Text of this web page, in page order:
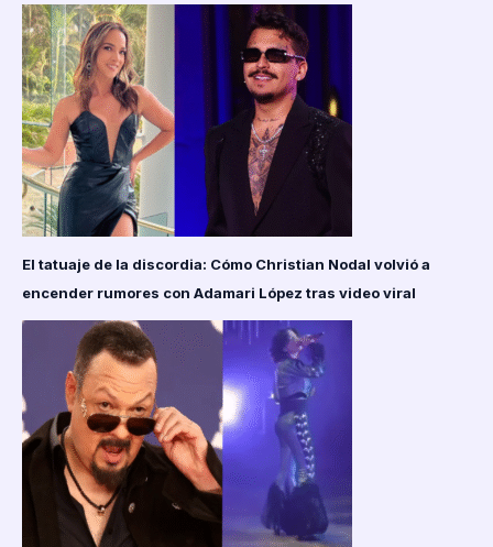
del
torneo
más
ambicioso
de
la
historia?
El tatuaje de la discordia: Cómo Christian Nodal volvió a
encender rumores con Adamari López tras video viral